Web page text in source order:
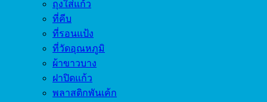
ถุงใส่แก้ว
ที่คีบ
ที่รอนแป้ง
ที่วัดอุณหภูมิ
ผ้าขาวบาง
ฝาปิดแก้ว
พลาสติกพันเค้ก